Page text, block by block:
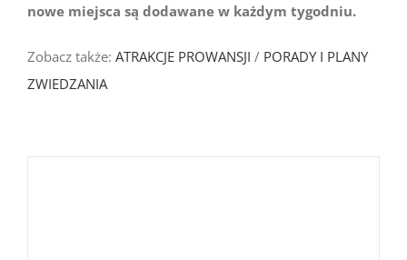
nowe miejsca są dodawane w każdym tygodniu.
Zobacz także: ATRAKCJE PROWANSJI / PORADY I PLANY
ZWIEDZANIA